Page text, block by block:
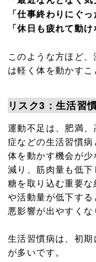
「仕事終わりにぐ
「休日も疲れて動け
このような方ほど
は軽く体を動かすこ
リスク3：生活習
運動不足は、肥満
症などの生活習慣病
体を動かす機会が
減り、筋肉量も低
糖を取り込む重要
や活動量が低下す
悪影響が出やすくな
生活習慣病は、初
が多いです。